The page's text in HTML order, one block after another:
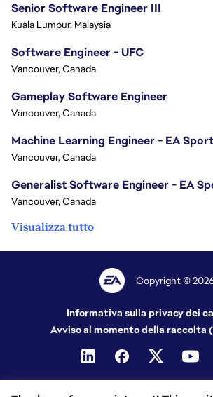
Senior Software Engineer III
Kuala Lumpur, Malaysia
Software Engineer - UFC
Vancouver, Canada
Gameplay Software Engineer
Vancouver, Canada
Machine Learning Engineer - EA
Vancouver, Canada
Generalist Software Engineer - EA
Vancouver, Canada
Visualizza tutto
Copyright ©
Informativa sulla privacy dei
Avviso al momento della raccolta